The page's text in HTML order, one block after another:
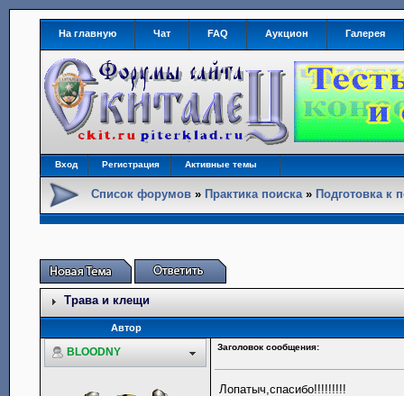
На главную Чат FAQ Аукцион Галерея
Вход Регистрация Активные темы
Список форумов » Практика поиска» Подготовка к
Трава и клещи
Автор
BLOODNY Заголовок сообщения:
Лопатыч,спасибо!!!!!!!!!